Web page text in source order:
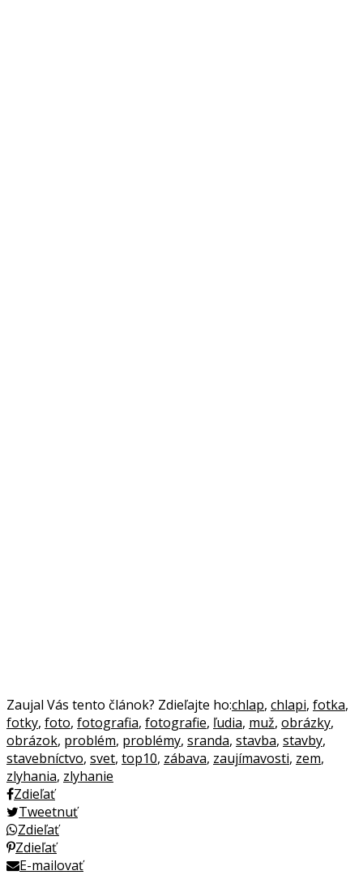
Zaujal Vás tento článok? Zdieľajte ho:chlap, chlapi, fotka,
fotky, foto, fotografia, fotografie, ľudia, muž, obrázky,
obrázok, problém, problémy, sranda, stavba, stavby,
stavebníctvo, svet, top10, zábava, zaujímavosti, zem,
zlyhania, zlyhanie
Zdieľať
Tweetnuť
Zdieľať
Zdieľať
E-mailovať